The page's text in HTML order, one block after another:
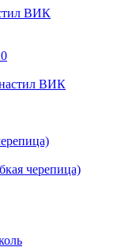
ВИК
ВИК
черепица)